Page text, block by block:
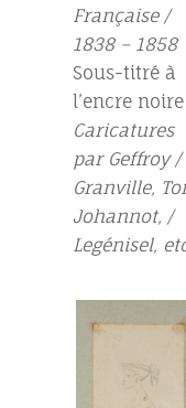
Française /
1838 – 1858
Sous-titré à
l’encre
Caricatures
par Geffroy /
Granville,
Johannot, /
Legénisel,